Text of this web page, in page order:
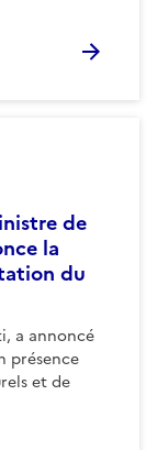
de
la
du
a annoncé
présence
et de